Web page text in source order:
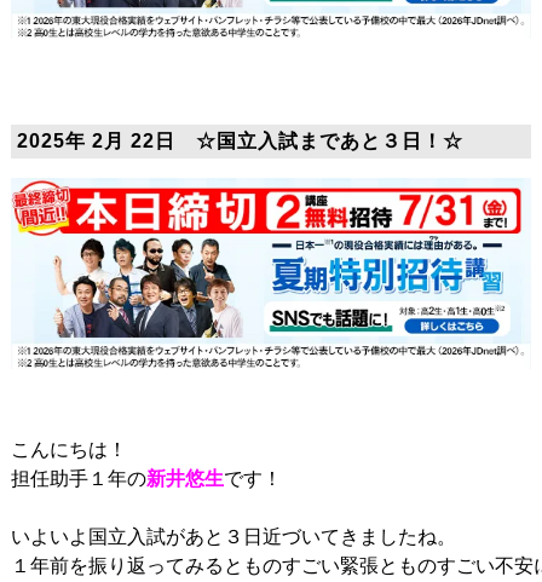
2025年 2月 22日 ☆国立入試まであと３日！☆
こんにちは！
担任助手１年の新井悠生です！
いよいよ国立入試があと３日近づいてきましたね。
１年前を振り返ってみるとものすごい緊張とものすごい不